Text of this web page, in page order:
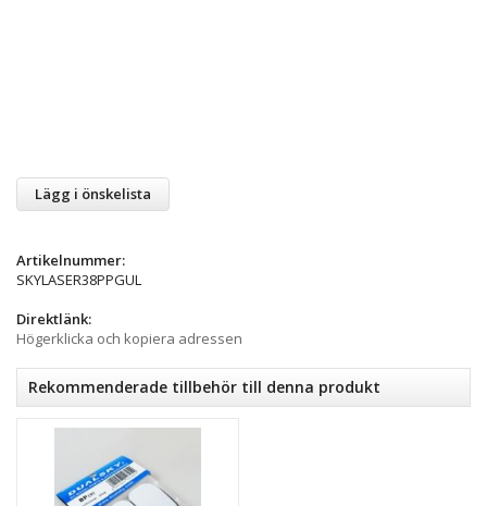
Lägg i önskelista
Artikelnummer:
SKYLASER38PPGUL
Direktlänk:
Högerklicka och kopiera adressen
Rekommenderade tillbehör till denna produkt